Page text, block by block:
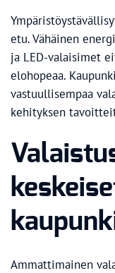
etu. Vähäinen
ja LED-valaisimet
elohopeaa.
vastuullisempaa
kehityksen
Ammattimainen